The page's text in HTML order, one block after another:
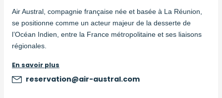
Air Austral, compagnie française née et basée à La Réunion,
se positionne comme un acteur majeur de la desserte de
l’Océan Indien, entre la France métropolitaine et ses liaisons
régionales.
En savoir plus
reservation@air-austral.com